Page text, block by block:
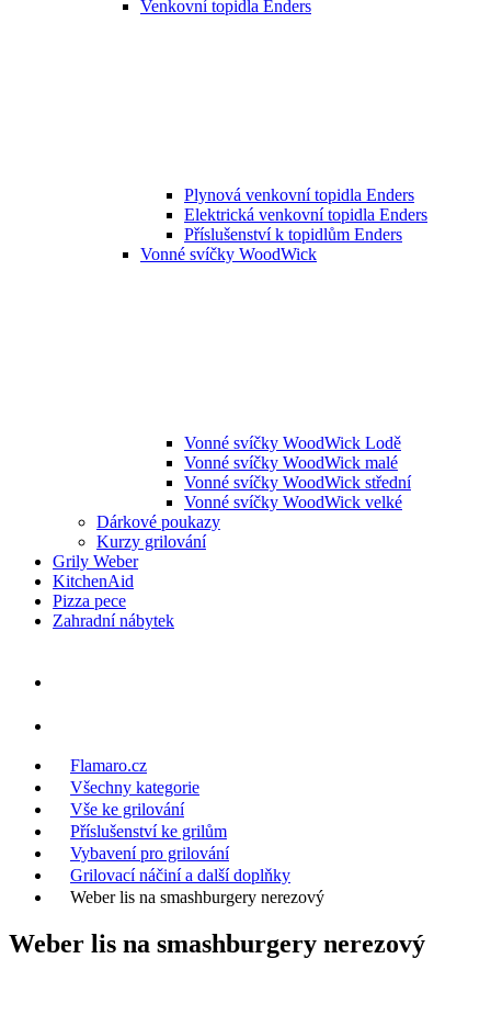
Venkovní topidla Enders
Plynová venkovní topidla Enders
Elektrická venkovní topidla Enders
Příslušenství k topidlům Enders
Vonné svíčky WoodWick
Vonné svíčky WoodWick Lodě
Vonné svíčky WoodWick malé
Vonné svíčky WoodWick střední
Vonné svíčky WoodWick velké
Dárkové poukazy
Kurzy grilování
Grily Weber
KitchenAid
Pizza pece
Zahradní nábytek
Flamaro.cz
Všechny kategorie
Vše ke grilování
Příslušenství ke grilům
Vybavení pro grilování
Grilovací náčiní a další doplňky
Weber lis na smashburgery nerezový
Weber lis na smashburgery nerezový